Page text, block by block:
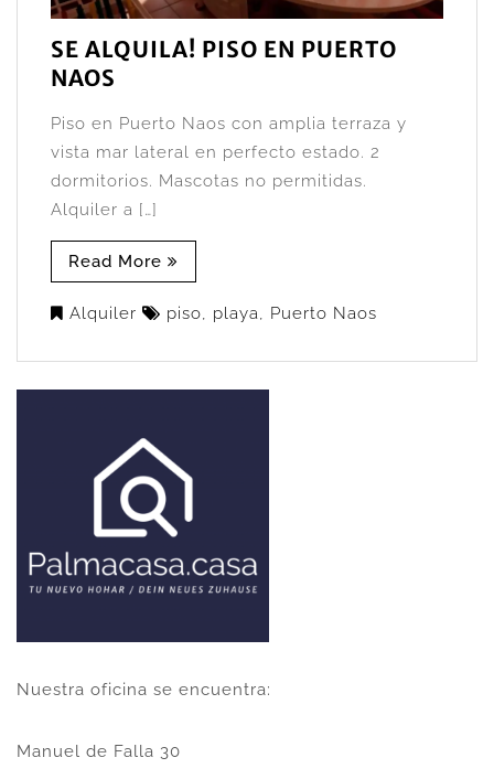
SE ALQUILA! PISO EN PUERTO
NAOS
Piso en Puerto Naos con amplia terraza y
vista mar lateral en perfecto estado. 2
dormitorios. Mascotas no permitidas.
Alquiler a […]
Read More
Alquiler piso, playa, Puerto Naos
Nuestra oficina se encuentra:
Manuel de Falla 30